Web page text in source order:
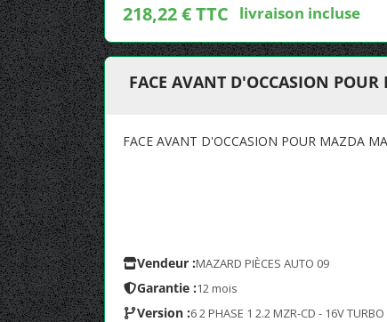
218,22 € TTC livraison incluse
FACE AVANT D'OCCASION
FACE AVANT D'OCCASION POUR MAZDA
Vendeur :MAZARD PIÈCES AUTO 09
Garantie :12 mois
Version :6 2 PHASE 1 2.2 MZR-CD - 16V TURBO